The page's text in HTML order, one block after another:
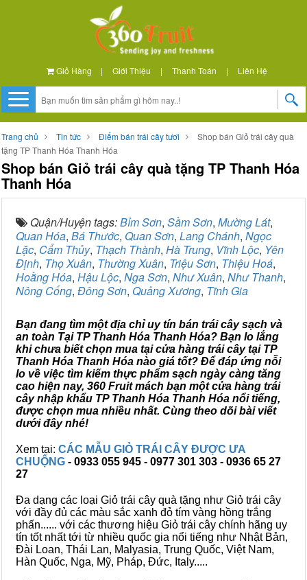
Giỏ Hàng | Giới Thiệu | Thanh Toán | Liên Hệ
Trang chủ Tin tức Điểm bán trái cây tươi
Shop bán Giỏ trái cây quà
tặng TP Thanh Hóa Thanh Hóa
Shop bán Giỏ trái cây quà tặng TP Thanh Hóa
Thanh Hóa
Quận/Huyện tags:Bỉm Sơn, Sầm Sơn, Mường Lát,
Quan Hóa, Bá Thước, Quan Sơn, Lang Chánh, Ngọc
Lặc, Cẩm Thủy, Thạch Thành, Hà Trung, Vĩnh Lộc, Yên
Định, Thọ Xuân, Thường Xuân, Triệu Sơn, Thiệu Hoá,
Hoằng Hóa, Hậu Lộc, Nga Sơn, Như Xuân, Như Thanh,
Nông Cống, Đông Sơn, Quảng Xương, Tĩnh Gia
Bạn đang tìm một địa chỉ uy tín bán trái cây sạch và
an toàn Tại TP Thanh Hóa Thanh Hóa? Bạn lo lắng
khi chưa biết chọn mua tại cửa hàng trái cây tại TP
Thanh Hóa Thanh Hóa nào giá tốt? Để đáp ứng nỗi
lo về việc tìm kiếm thực phẩm sạch ngày càng tăng
cao hiện nay, 360 Fruit mách bạn một cửa hàng trái
cây nhập khẩu TP Thanh Hóa Thanh Hóa nổi tiếng,
được chọn mua nhiều nhất. Cùng theo dõi bài viết
dưới đây nhé!
Xem tại: CÁC MẪU GIỎ TRÁI CÂY ĐƯỢC ƯA
CHUỘNG - 0933 055 945 - 0977 301 303 - 0936 65 27
27
Đa dạng các loại Giỏ trái cây quà tặng như Giỏ trái cây
với đầy đủ các màu sắc xanh đỏ tím vàng hồng trắng
phấn...... với các thương hiệu Giỏ trái cây chính hãng uy
tín tốt nhất tới từ nhiều quốc gia nổi tiếng như Nhật Bản,
Đài Loan, Thái Lan, Malyasia, Trung Quốc, Việt Nam,
Hàn Quốc, Nga, Mỹ, Pháp, Đức, Italy.....